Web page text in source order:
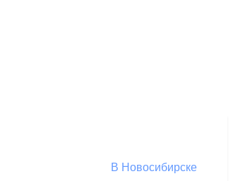
В Новосибирске